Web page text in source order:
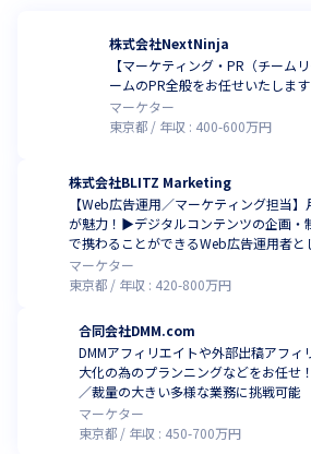
株式会社NextNinja
【マーケティング・PR（チーム
ームのPR全般をお任せいたします
マーケター
東京都
年収 : 400-600万円
株式会社BLITZ Marketing
【Web広告運用／マーケティング担当
が魅力！▶デジタルコンテンツの企画・
で携わることができるWeb広告運用者と
目指しませんか？
マーケター
東京都
年収 : 420-800万円
合同会社DMM.com
DMMアフィリエイトや外部出稿アフィ
大化の為のプランニングなどをお任せ
／裁量の大きい多様な業務に挑戦可能
マーケター
東京都
年収 : 450-700万円